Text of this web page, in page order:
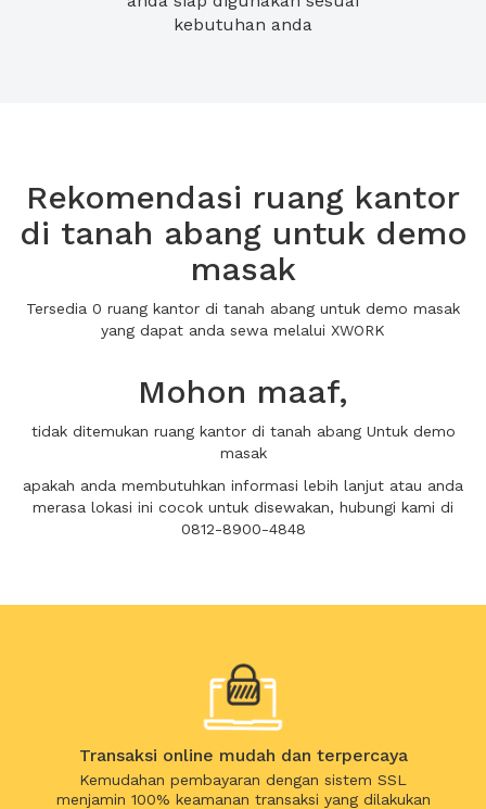
kebutuhan anda
Rekomendasi ruang kantor
di tanah abang untuk demo
masak
Tersedia 0 ruang kantor di tanah abang untuk demo masak
yang dapat anda sewa melalui XWORK
Mohon maaf,
tidak ditemukan ruang kantor di tanah abang Untuk demo
masak
apakah anda membutuhkan informasi lebih lanjut atau anda
merasa lokasi ini cocok untuk disewakan, hubungi kami di
0812-8900-4848
Transaksi online mudah dan terpercaya
Kemudahan pembayaran dengan sistem SSL
menjamin 100% keamanan transaksi yang dilakukan